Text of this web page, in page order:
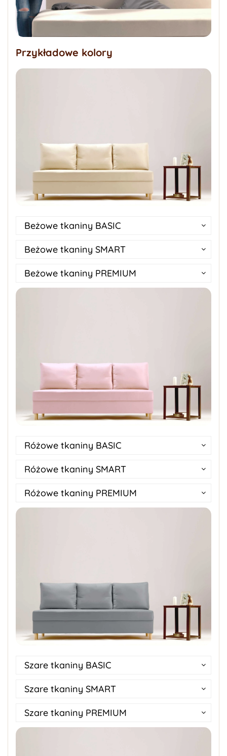
Przykładowe kolory
Beżowe tkaniny BASIC
Beżowe tkaniny SMART
Beżowe tkaniny PREMIUM
Różowe tkaniny BASIC
Różowe tkaniny SMART
Różowe tkaniny PREMIUM
Szare tkaniny BASIC
Szare tkaniny SMART
Szare tkaniny PREMIUM